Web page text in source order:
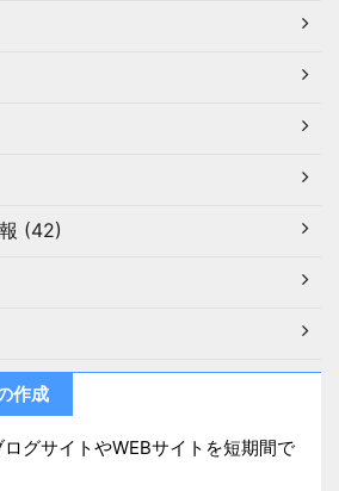
(42)
作成
グサイトやWEBサイトを短期間で